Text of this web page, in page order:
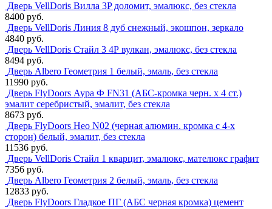
Дверь VellDoris Вилла 3P доломит, эмалюкс, без стекла
8400 руб.
Дверь VellDoris Линия 8 дуб снежный, экошпон, зеркало
4840 руб.
Дверь VellDoris Стайл 3 4Р вулкан, эмалюкс, без стекла
8494 руб.
Дверь Albero Геометрия 1 белый, эмаль, без стекла
11990 руб.
Дверь FlyDoors Аура Ф FN31 (АБС-кромка черн. х 4 ст.)
эмалит серебристый, эмалит, без стекла
8673 руб.
Дверь FlyDoors Нео N02 (черная алюмин. кромка с 4-х
сторон) белый, эмалит, без стекла
11536 руб.
Дверь VellDoris Стайл 1 кварцит, эмалюкс, мателюкс графит
7356 руб.
Дверь Albero Геометрия 2 белый, эмаль, без стекла
12833 руб.
Дверь FlyDoors Гладкое ПГ (АБС черная кромка) цемент